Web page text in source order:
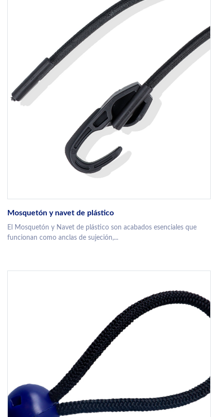
Mosquetón y navet de plástico
El Mosquetón y Navet de plástico son acabados esenciales que
funcionan como anclas de sujeción,...